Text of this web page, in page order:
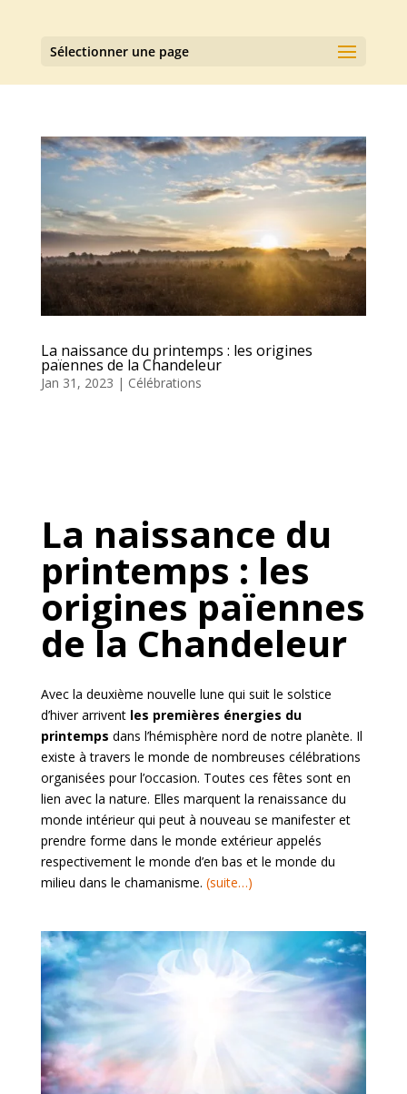
Sélectionner une page
La naissance du printemps : les origines
païennes de la Chandeleur
Jan 31, 2023 | Célébrations
La naissance du
printemps : les
origines païennes
de la Chandeleur
Avec la deuxième nouvelle lune qui suit le solstice
d’hiver arrivent les premières énergies du
printemps dans l’hémisphère nord de notre planète. Il
existe à travers le monde de nombreuses célébrations
organisées pour l’occasion. Toutes ces fêtes sont en
lien avec la nature. Elles marquent la renaissance du
monde intérieur qui peut à nouveau se manifester et
prendre forme dans le monde extérieur appelés
respectivement le monde d’en bas et le monde du
milieu dans le chamanisme. (suite…)